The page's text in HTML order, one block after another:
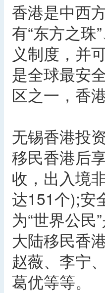
香港是中西
有“东方之珠
义制度，并
是全球最安
区之一，香
无锡香港投
移民香港后
收，出入境
达151个);安
为“世界公民
大陆移民香
赵薇、李宁
葛优等等。